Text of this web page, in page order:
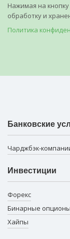
Нажимая на
обработку и
Политика
Банковские
Чарджбэк-
Инвестиции
Форекс
Бинарные опционы
Хайпы